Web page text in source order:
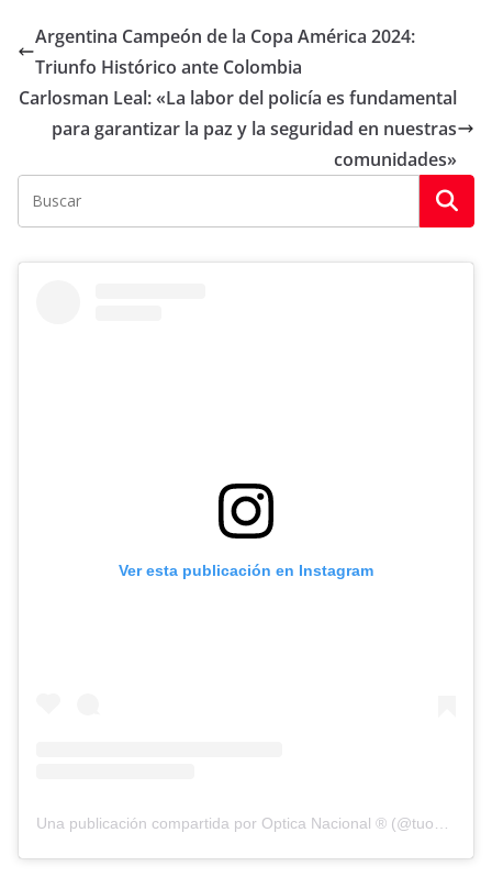
Argentina Campeón de la Copa América 2024:
Triunfo Histórico ante Colombia
Carlosman Leal: «La labor del policía es fundamental
para garantizar la paz y la seguridad en nuestras
comunidades»
Ver esta publicación en Instagram
Una publicación compartida por Optica Nacional ® (@tuopticanacional)